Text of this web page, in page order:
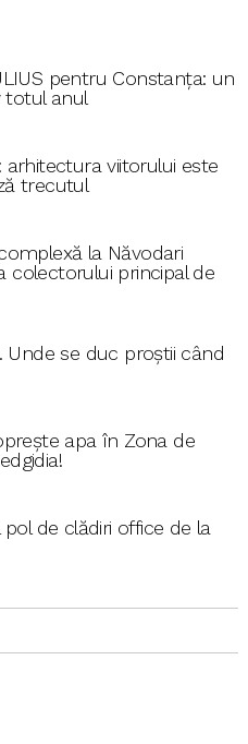
pentru Constanța: un
totul anul
arhitectura viitorului este
trecutul
la Năvodari
colectorului principal de
Unde se duc proștii când
apa în Zona de
de clădiri office de la